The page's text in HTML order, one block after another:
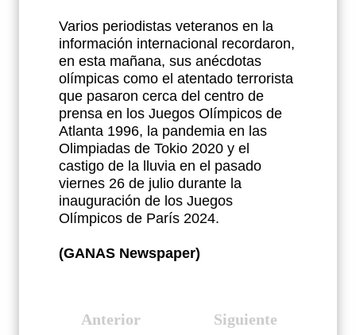
Varios periodistas veteranos en la
información internacional recordaron,
en esta mañana, sus anécdotas
olímpicas como el atentado terrorista
que pasaron cerca del centro de
prensa en los Juegos Olímpicos de
Atlanta 1996, la pandemia en las
Olimpiadas de Tokio 2020 y el
castigo de la lluvia en el pasado
viernes 26 de julio durante la
inauguración de los Juegos
Olímpicos de París 2024.
(GANAS Newspaper)
Siguiente
Anterior